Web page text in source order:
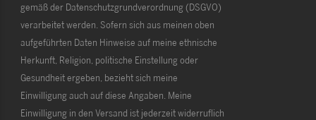
gemäß der Datenschutzgrundverordnung (DSGVO)
verarbeitet werden. Sofern sich aus meinen oben
aufgeführten Daten Hinweise auf meine ethnische
Herkunft, Religion, politische Einstellung oder
Gesundheit ergeben, bezieht sich meine
Einwilligung auch auf diese Angaben. Meine
Einwilligung in den Versand ist jederzeit widerruflich